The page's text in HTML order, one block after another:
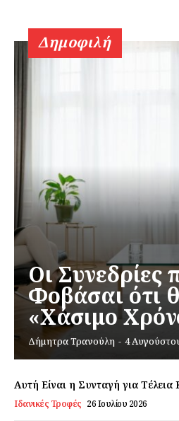
Δημοφιλή
Οι Συνεδρίες
Φοβάσαι ότι
«Χάσιμο
Δήμητρα Τρανούλη - 4
Αυτή Είναι η Συνταγή για
Ιδανικές Τροφές 26 Ιουλίου 2026